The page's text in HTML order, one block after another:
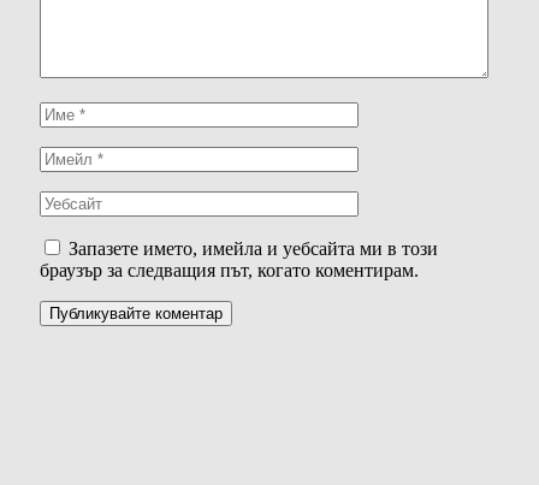
Запазете името, имейла и уебсайта ми в този
браузър за следващия път, когато коментирам.